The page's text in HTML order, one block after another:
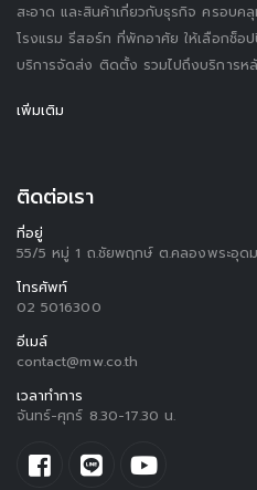
สะอาด และสินค้าเกี่ยวกับธุรกิจ ครอบคลุ
โรงแรม รีสอร์ท ที่พักอาศัย ให้เลือกช็
บริการจัดส่ง ติดตั้ง รวมไปถึงบริการหลั
เพิ่มเติม
ติดต่อเรา
ที่อยู่
55/5 หมู่ 1 ถ.ชัยพฤกษ์ ต.คลองพระอุดม
โทรศัพท์
02 5016300
อีเมล์
contact@mw.co.th
เวลาทำการ
จันทร์-ศุกร์ 8.30-17.30 น.